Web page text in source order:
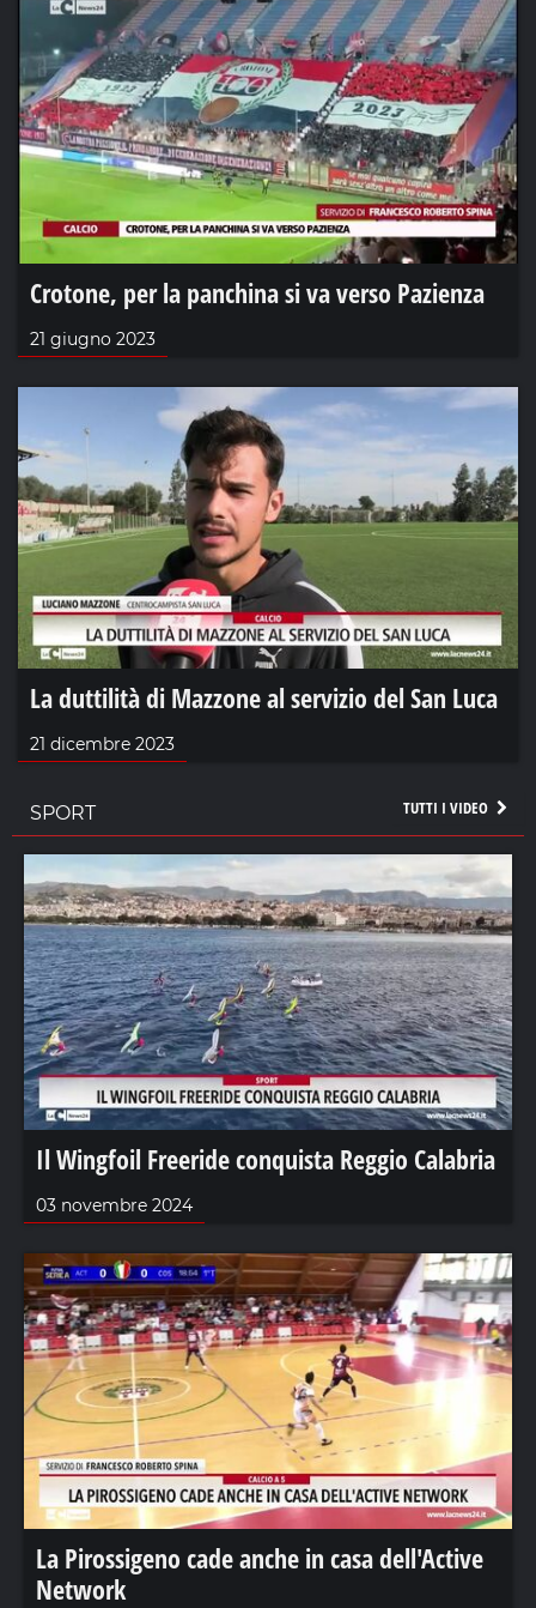
Crotone, per la panchina si va verso Pazienza
21 giugno 2023
La duttilità di Mazzone al servizio del San Luca
21 dicembre 2023
TUTTI I VIDEO
SPORT
Il Wingfoil Freeride conquista Reggio Calabria
03 novembre 2024
La Pirossigeno cade anche in casa dell'Active
Network